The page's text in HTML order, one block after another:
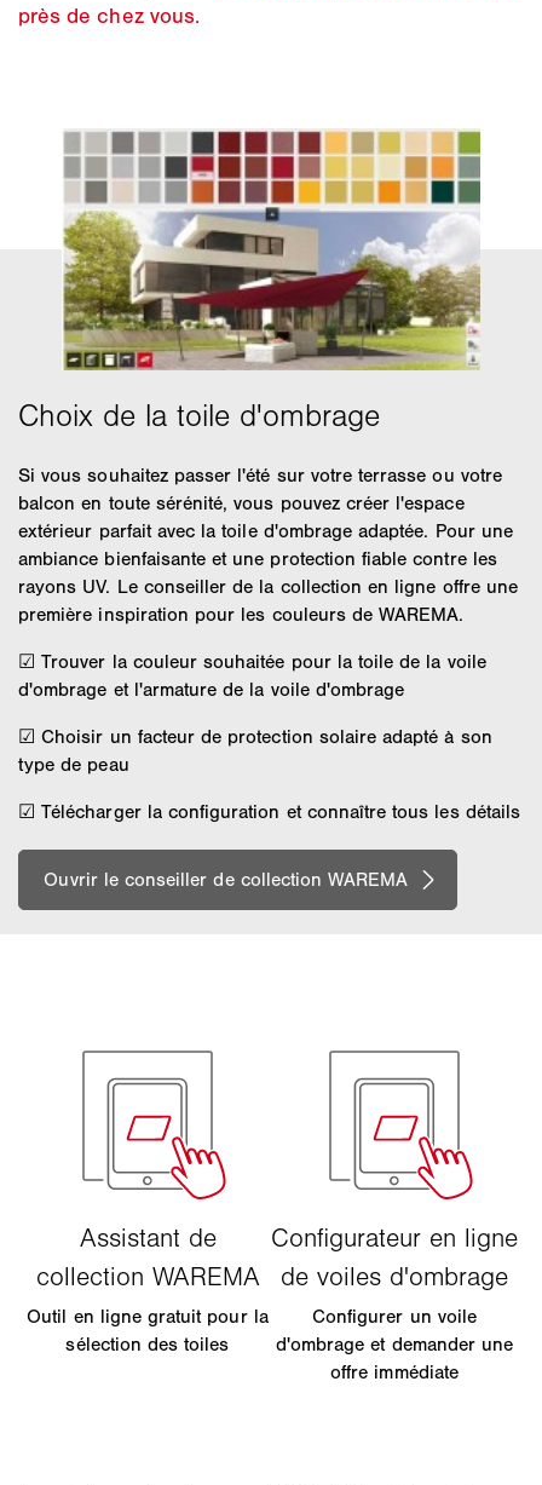
près de chez vous.
Si vous souhaitez passer l'été sur votre terrasse ou votre
balcon en toute sérénité, vous pouvez créer l'espace
extérieur parfait avec la toile d'ombrage adaptée. Pour une
ambiance bienfaisante et une protection fiable contre les
rayons UV. Le conseiller de la collection en ligne offre une
première inspiration pour les couleurs de WAREMA.
☑ Trouver la couleur souhaitée pour la toile de la voile
d'ombrage et l'armature de la voile d'ombrage
☑ Choisir un facteur de protection solaire adapté à son
type de peau
☑ Télécharger la configuration et connaître tous les détails
Outil en ligne gratuit pour la
sélection des toiles
Configurer un voile
d'ombrage et demander une
offre immédiate